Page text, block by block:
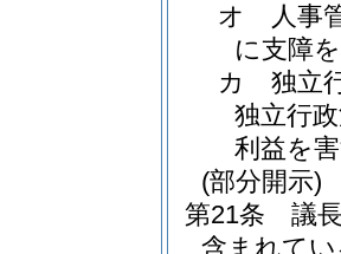
オ
人事
に支障
カ
独立
独立行
利益を
(部分開示)
第21条
議
含まれて